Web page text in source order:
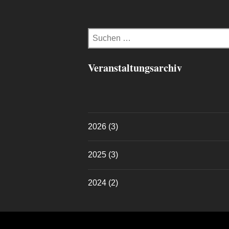
Suchen
nach:
Veranstaltungsarchiv
2026 (3)
2025 (3)
2024 (2)